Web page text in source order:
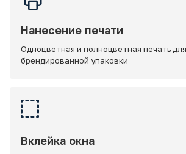
Нанесение печати
Одноцветная и полноцветная печать для
брендированной упаковки
Вклейка окна